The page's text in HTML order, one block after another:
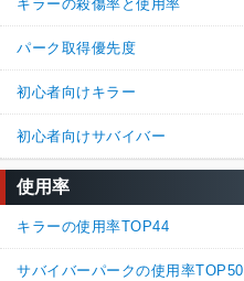
キラーの殺傷率と使用率
パーク取得優先度
初心者向けキラー
初心者向けサバイバー
使用率
キラーの使用率TOP44
サバイバーパークの使用率TOP50